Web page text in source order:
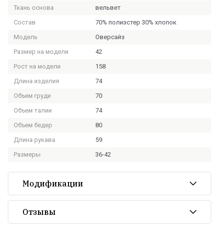
Ткань основа
вельвет
Состав
70% полиэстер 30% хлопок
Модель
Оверсайз
Размер на модели
42
Рост на модели
158
Длина изделия
74
Объем груди
70
Объем талии
74
Объем бедер
80
Длина рукава
59
Размеры
36-42
Модификации
Отзывы